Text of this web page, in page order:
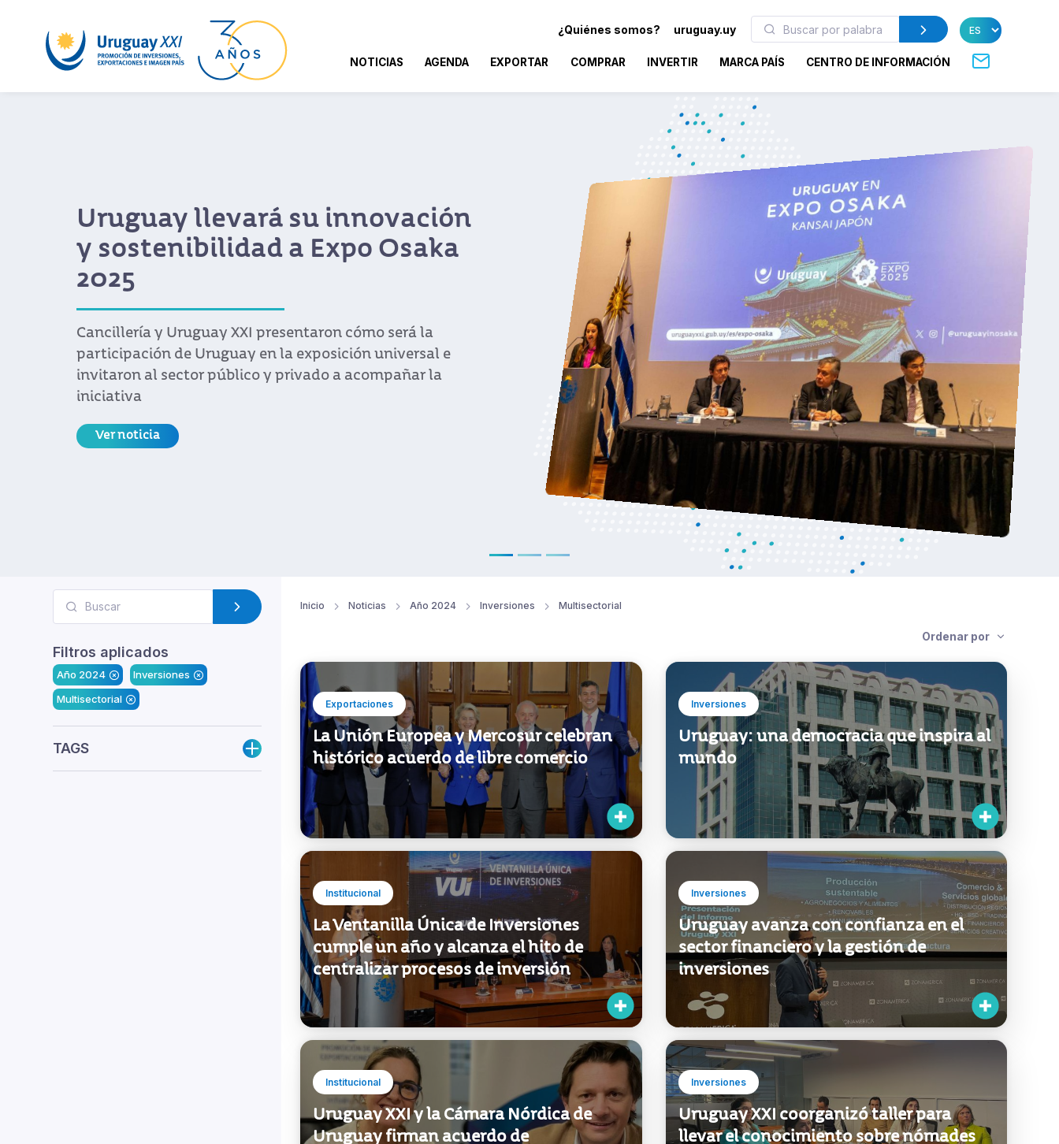
¿Quiénes somos? uruguay.uy
NOTICIAS AGENDA EXPORTAR COMPRAR INVERTIR MARCA PAÍS CENTRO DE INFORMACIÓN
Con un encuentro empresarial
en San Pablo Uruguay demostró
por qué es un destino clave para
las inversiones extranjeras
Más de 200 empresarios se reunieron en el evento
Propuesta de Valor Uruguay del que participó la
vicepresidenta Beatriz Argimón
Filtros aplicados
Año 2024
Inversiones
Multisectorial
TAGS
Inicio Noticias Año 2024 Inversiones Multisectorial
Ordenar por
Exportaciones
La Unión Europea y Mercosur celebran
histórico acuerdo de libre comercio
Inversiones
Uruguay: una democracia que inspira al
mundo
Institucional
La Ventanilla Única de Inversiones
cumple un año y alcanza el hito de
centralizar procesos de inversión
Inversiones
Uruguay avanza con confianza en el
sector financiero y la gestión de
inversiones
Institucional
Uruguay XXI y la Cámara Nórdica de
Uruguay firman acuerdo de
Inversiones
Uruguay XXI coorganizó taller para
llevar el conocimiento sobre nómades